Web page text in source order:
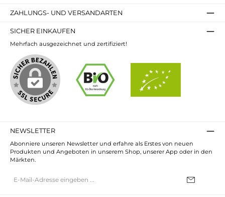
ZAHLUNGS- UND VERSANDARTEN
SICHER EINKAUFEN
Mehrfach ausgezeichnet und zertifiziert!
NEWSLETTER
Abonniere unseren Newsletter und erfahre als Erstes von neuen
Produkten und Angeboten in unserem Shop, unserer App oder in den
Märkten.
Mail-